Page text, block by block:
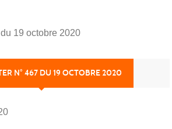
19 octobre 2020
N° 467 DU 19 OCTOBRE 2020